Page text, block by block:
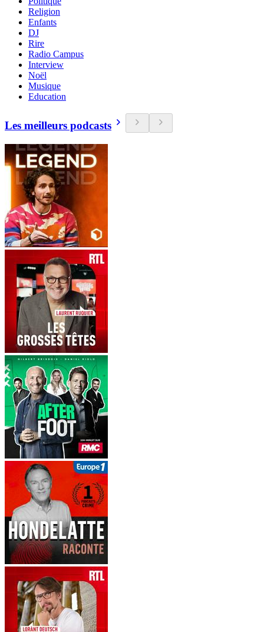
Religion
Enfants
DJ
Rire
Radio Campus
Interview
Noël
Musique
Education
Les meilleurs podcasts